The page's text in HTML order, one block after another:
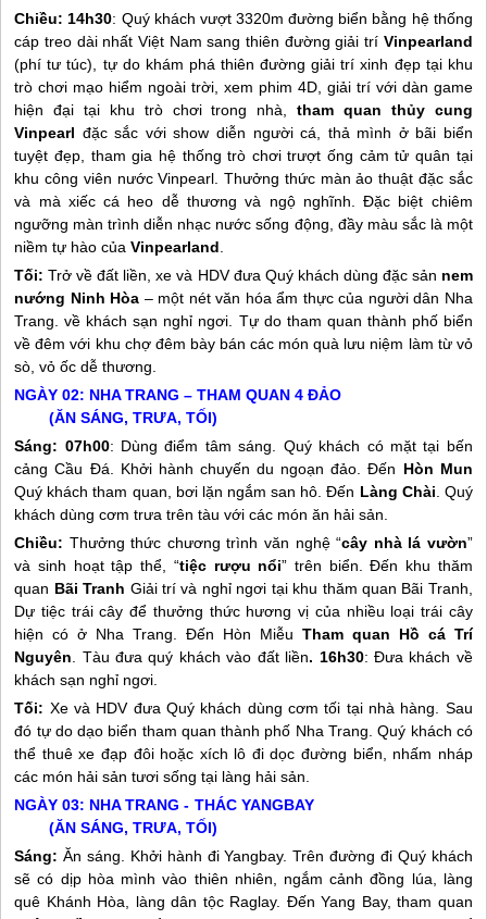
Chiều: 14h30: Quý khách vượt 3320m đường biển bằng hệ thống
cáp treo dài nhất Việt Nam sang thiên đường giải trí Vinpearland
(phí tư túc), tự do khám phá thiên đường giải trí xinh đẹp tại khu
trò chơi mạo hiểm ngoài trời, xem phim 4D, giải trí với dàn game
hiện đại tại khu trò chơi trong nhà,tham quan thủy cung
Vinpearl đặc sắc với show diễn người cá, thả mình ở bãi biển
tuyệt đẹp, tham gia hệ thống trò chơi trượt ống cảm tử quân tại
khu công viên nước Vinpearl. Thưởng thức màn ảo thuật đặc sắc
và mà xiếc cá heo dễ thương và ngộ nghĩnh. Đặc biệt chiêm
ngưỡng màn trình diễn nhạc nước sống động, đầy màu sắc là một
niềm tự hào củaVinpearland
Tối:Trở về đất liền, xe và HDV đưa Quý khách dùng đặc sản nem
nướng Ninh Hòa – một nét văn hóa ẩm thực của người dân Nha
Trang . về khách sạn nghỉ ngơi. Tự do tham quan thành phố biển
về đêm với khu chợ đêm bày bán các món quà lưu niệm làm từ vỏ
sò, vỏ ốc dễ thương.
NGÀY 02: NHA TRANG – THAM QUAN 4 ĐẢO
(ĂN SÁNG, TRƯA, TỐI)
Sáng: 07h00: Dùng điểm tâm sáng. Quý khách có mặt tại bến
cảng Cầu Đá. Khởi hành chuyến du ngoạn đảo. Đến Hòn Mun
Quý khách tham quan, bơi lặn ngắm san hô. Đến Làng Chài . Quý
khách dùng cơm trưa trên tàu với các món ăn hải sản.
Chiều: Thưởng thức chương trình văn nghệ “cây nhà lá vườn”
và sinh hoạt tập thể, “tiệc rượu nổi” trên biển. Đến khu thăm
quan Bãi Tranh Giải trí và nghỉ ngơi tại khu thăm quan Bãi Tranh,
Dự tiệc trái cây để thưởng thức hương vị của nhiều loại trái cây
hiện có ở Nha Trang . Đến Hòn Miễu Tham quan Hồ cá Trí
Nguyên . Tàu đưa quý khách vào đất liền. 16h30: Đưa khách về
khách sạn nghỉ ngơi.
Tối: Xe và HDV đưa Quý khách dùng cơm tối tại nhà hàng. Sau
đó tự do dạo biển tham quan thành phố Nha Trang . Quý khách có
thể thuê xe đạp đôi hoặc xích lô đi dọc đường biển, nhấm nháp
các món hải sản tươi sống tại làng hải sản.
NGÀY 03: NHA TRANG - THÁC YANGBAY
(ĂN SÁNG, TRƯA, TỐI)
Sáng:Ăn sáng. Khởi hành đi Yangbay. Trên đường đi Quý khách
sẽ có dịp hòa mình vào thiên nhiên, ngắm cảnh đồng lúa, làng
quê Khánh Hòa, làng dân tộc Raglay. Đến Yang Bay, tham quan